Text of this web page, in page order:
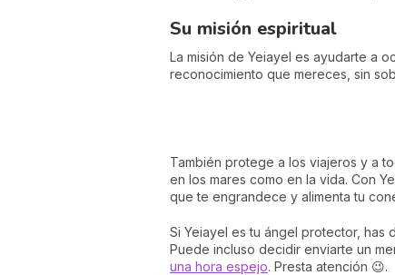
Su misión espiritual
La misión de Yeiayel es ayudarte a
reconocimiento que mereces, sin
También protege a los viajeros y a
en los mares como en la vida. Con
que te engrandece y alimenta tu
Si Yeiayel es tu ángel protector,
Puede incluso decidir enviarte un
una hora espejo. Presta atención 😉.